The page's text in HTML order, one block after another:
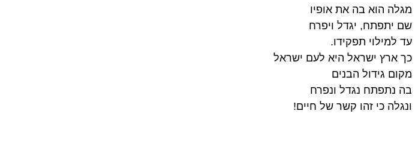
מגלה הוא בה את אופיו
שם יתפתח, יגדל ויפרח
עד למילוי תפקידו.
כך ארץ ישראל היא לעם ישראל
מקום גידול הבנים
בה נתפתח נגדל ונפרח
ונגלה כי זהו קשר של חיים!